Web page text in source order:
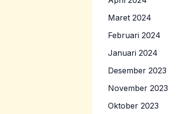
Maret 2024
Februari 2024
Januari 2024
Desember 2023
November 2023
Oktober 2023